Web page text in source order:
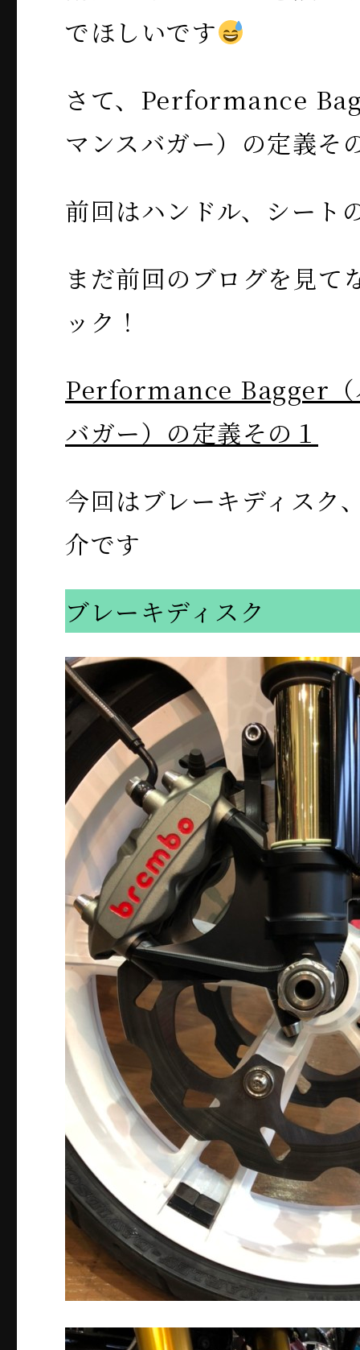
でほしいです
さて、Performance
マンスバガー）の定義そ
前回はハンドル、シート
まだ前回のブログを見て
ック！
Performance Bagger（
バガー）の定義その１
今回はブレーキディスク
介です
ブレーキディスク